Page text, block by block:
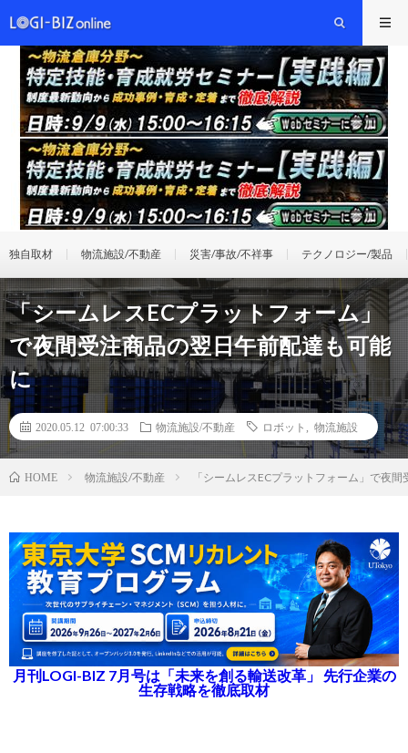
独自取材 物流施設/不動産 災害/事故/不祥事 テクノロジー/製品
「シームレスECプラットフォーム」
で夜間受注商品の翌日午前配達も可能
に
2020.05.12 07:00:33 物流施設/不動産 ロボット 物流施設
HOME 物流施設/不動産 「シームレスECプラットフォーム」で夜
月刊LOGI-BIZ 7月号は「未来を創る輸送改革」 先行企業の
生存戦略を徹底取材